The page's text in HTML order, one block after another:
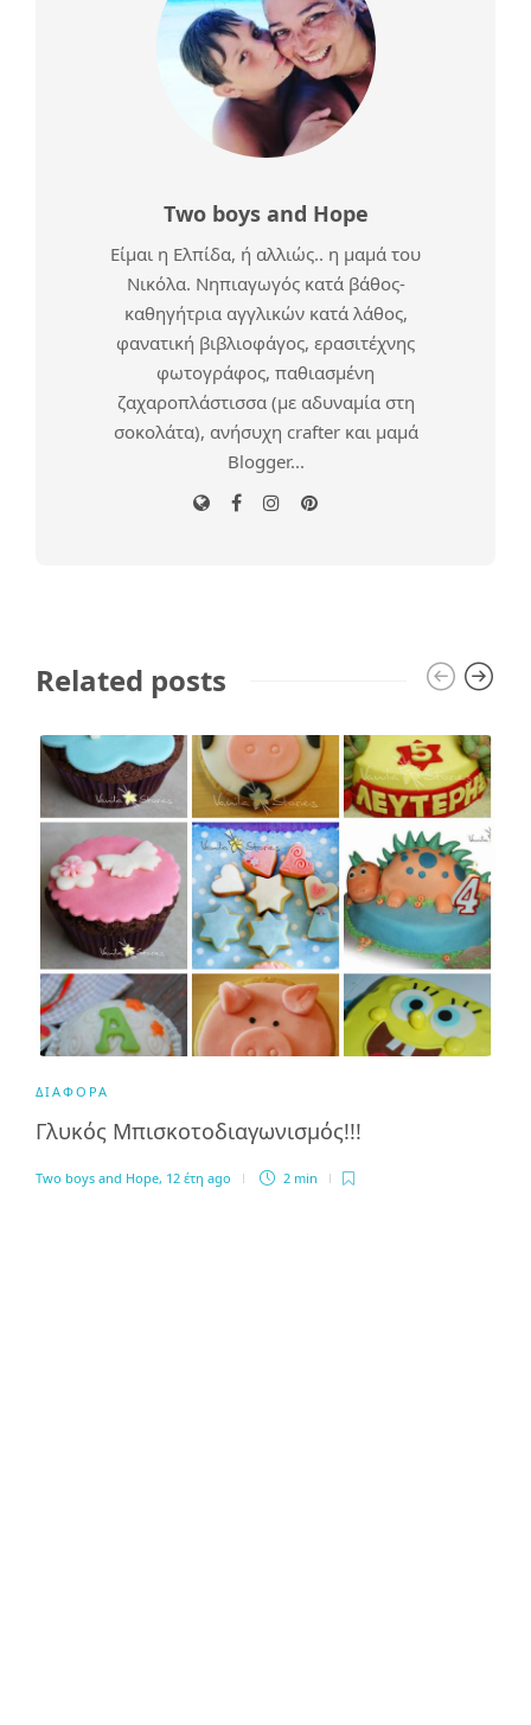
Two boys and Hope
Είμαι η Ελπίδα, ή αλλιώς.. η μαμά του
Νικόλα. Νηπιαγωγός κατά βάθος-
καθηγήτρια αγγλικών κατά λάθος,
φανατική βιβλιοφάγος, ερασιτέχνης
φωτογράφος, παθιασμένη
ζαχαροπλάστισσα (με αδυναμία στη
σοκολάτα), ανήσυχη crafter και μαμά
Blogger...
Related posts
ΔΙΆΦΟΡΑ
Γλυκός Μπισκοτοδιαγωνισμός!!!
Two boys and Hope, 12 έτη ago 2 min